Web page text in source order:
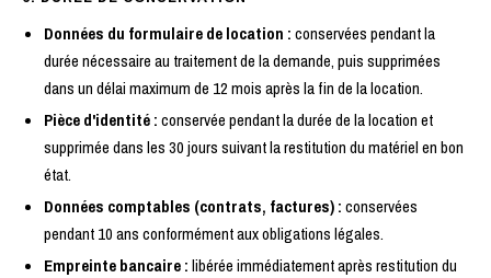
Données du formulaire de location :conservées pendant la
durée nécessaire au traitement de la demande, puis supprimées
dans un délai maximum de 12 mois après la fin de la location.
Pièce d'identité :conservée pendant la durée de la location et
supprimée dans les 30 jours suivant la restitution du matériel en bon
état.
Données comptables (contrats, factures) :conservées
pendant 10 ans conformément aux obligations légales.
Empreinte bancaire :libérée immédiatement après restitution du